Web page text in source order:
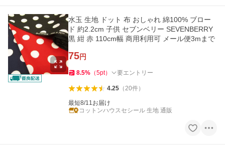
水玉 生地 ドット 布 おしゃれ 綿100% ブロー
ド 約2.2cm 子供 セブンベリー SEVENBERRY
黒 紺 赤 110cm幅 商用利用可 メール便3mまで
75円
8.5% （5pt） 要エントリー
4.25（20件）
最短8/11お届け
コットンハウスセシール 生地 通販